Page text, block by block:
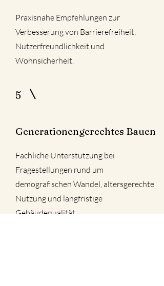
Praxisnahe Empfehlungen zur
Verbesserung von Barrierefreiheit,
Nutzerfreundlichkeit und
Wohnsicherheit.
5
Generationengerechtes Bauen
Fachliche Unterstützung bei
Fragestellungen rund um
demografischen Wandel, altersgerechte
Nutzung und langfristige
Gebäudequalität.